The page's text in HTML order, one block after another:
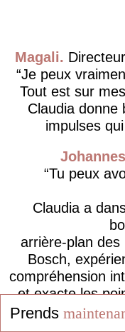
Magali
Je peux
Tout est sur
Claudia donne
impulses
Tu peux
Claudia a
arrière-plan des
Bosch,
compréhension
et exacte les
´améliorations
Prends